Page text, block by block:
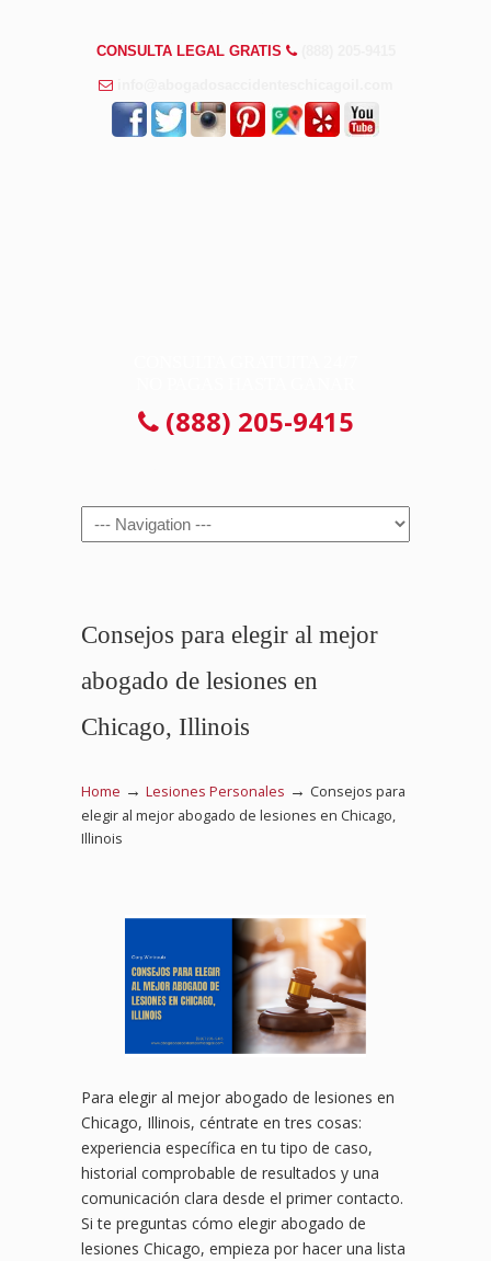
CONSULTA LEGAL GRATIS
(888) 205-9415
Navigation
Consejos para elegir al mejor
abogado de lesiones en
Chicago, Illinois
Home → Lesiones Personales → Consejos para
elegir al mejor abogado de lesiones en Chicago,
Illinois
Para elegir al mejor abogado de lesiones en
Chicago, Illinois, céntrate en tres cosas:
experiencia específica en tu tipo de caso,
historial comprobable de resultados y una
comunicación clara desde el primer contacto.
Si te preguntas cómo elegir abogado de
lesiones Chicago, empieza por hacer una lista